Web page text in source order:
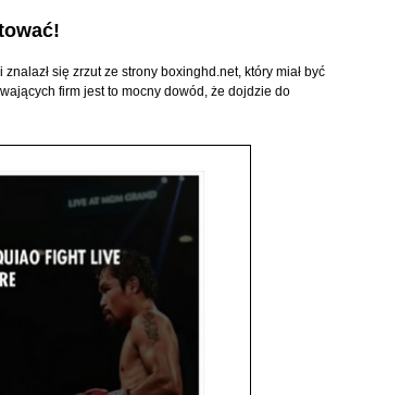
się zrzut ze strony boxinghd.net, który miał być
firm jest to mocny dowód, że dojdzie do